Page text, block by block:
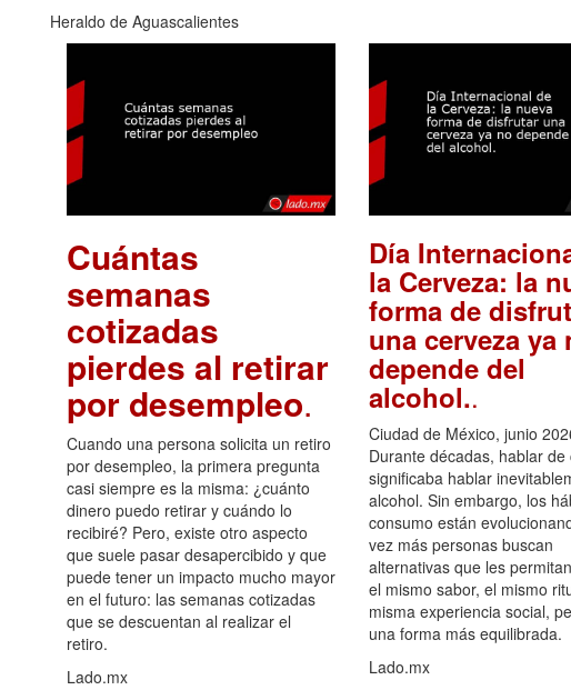
Heraldo de Aguascalientes
Cuántas
semanas
cotizadas
pierdes al retirar
por desempleo.
Cuando una persona solicita un retiro
por desempleo, la primera pregunta
casi siempre es la misma: ¿cuánto
dinero puedo retirar y cuándo lo
recibiré? Pero, existe otro aspecto
que suele pasar desapercibido y que
puede tener un impacto mucho mayor
en el futuro: las semanas cotizadas
que se descuentan al realizar el
retiro.
Lado.mx
Día
la Cerveza: la
forma de
una cerveza ya
depende del
alcohol..
Ciudad de México, junio
Durante décadas, hablar de
significaba hablar
alcohol. Sin embargo, los
consumo están
vez más personas buscan
alternativas que les
el mismo sabor, el mismo
misma experiencia social,
una forma más equilibrada.
Lado.mx